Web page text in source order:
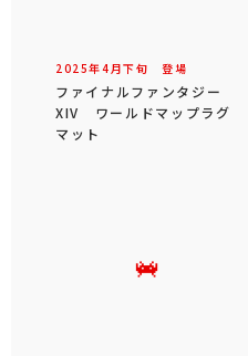
2025年4 月下旬 登場
ファイナルファンタジー
XIV ワールドマップラグ
マット